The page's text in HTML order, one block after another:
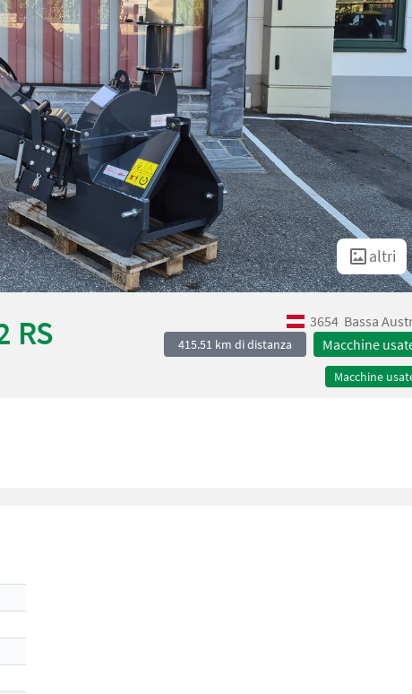
altri
RS 3654 Bassa
415.51 km di distanza Macchine
Macchine